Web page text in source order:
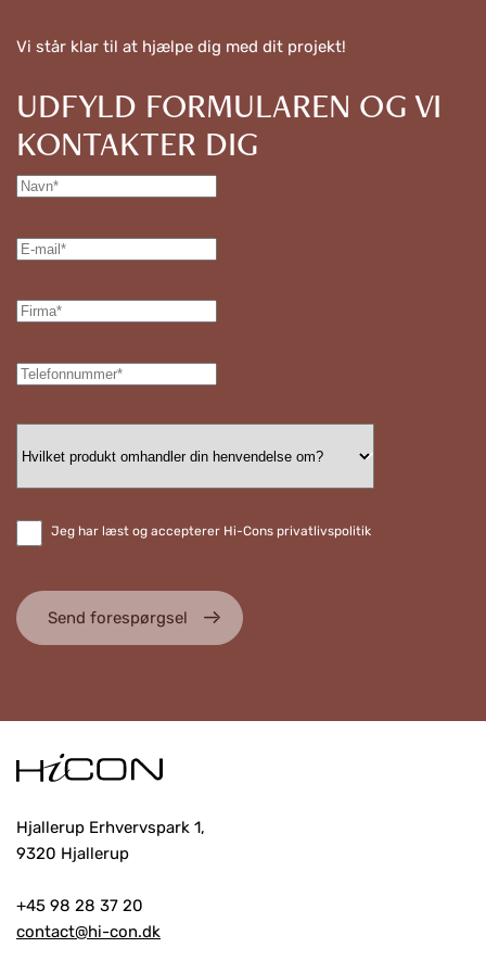
Vi står klar til at hjælpe dig med dit projekt!
UDFYLD FORMULAREN OG VI
KONTAKTER DIG
Jeg har læst og accepterer Hi-Cons privatlivspolitik
Send forespørgsel
Hjallerup Erhvervspark 1,
9320 Hjallerup
+45 98 28 37 20
contact@hi-con.dk